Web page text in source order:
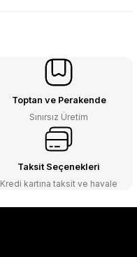
Toptan ve Perakende
Sınırsız Üretim
Taksit Seçenekleri
Kredi kartına taksit ve havale